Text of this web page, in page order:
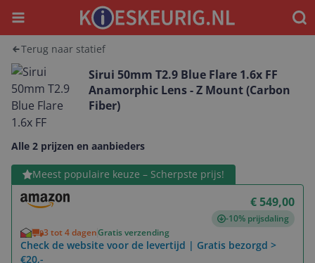
Menu
Terug naar statief
Sirui 50mm T2.9 Blue Flare 1.6x FF
Anamorphic Lens - Z Mount (Carbon
Fiber)
Alle 2 prijzen en aanbieders
Meest populaire keuze – Scherpste prijs!
€ 549,00
-10% prijsdaling
3 tot 4 dagenGratis verzending
Check de website voor de levertijd | Gratis bezorgd >
€20,-
Bekijk product